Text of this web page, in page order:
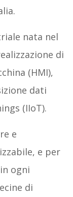
nata nel
di
(HMI),
dati
(IIoT).
e
e per
ogni
di